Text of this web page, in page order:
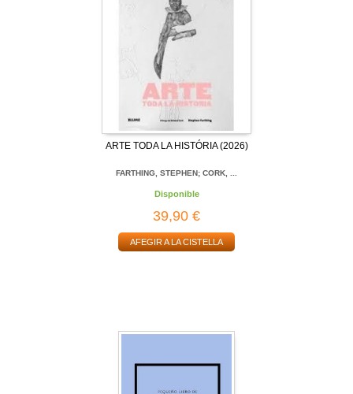
ARTE TODA LA HISTÓRIA (2026)
FARTHING, STEPHEN; CORK, ...
Disponible
39,90 €
AFEGIR A LA CISTELLA